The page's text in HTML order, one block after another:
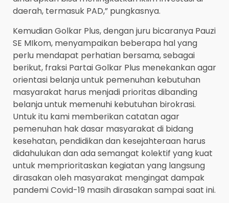
daerah, termasuk PAD,” pungkasnya.
Kemudian Golkar Plus, dengan juru bicaranya Pauzi
SE MIkom, menyampaikan beberapa hal yang
perlu mendapat perhatian bersama, sebagai
berikut, fraksi Partai Golkar Plus menekankan agar
orientasi belanja untuk pemenuhan kebutuhan
masyarakat harus menjadi prioritas dibanding
belanja untuk memenuhi kebutuhan birokrasi.
Untuk itu kami memberikan catatan agar
pemenuhan hak dasar masyarakat di bidang
kesehatan, pendidikan dan kesejahteraan harus
didahulukan dan ada semangat kolektif yang kuat
untuk memprioritaskan kegiatan yang langsung
dirasakan oleh masyarakat mengingat dampak
pandemi Covid-19 masih dirasakan sampai saat ini.